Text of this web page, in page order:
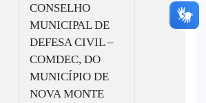
CONSELHO
MUNICIPAL DE
DEFESA CIVIL –
COMDEC, DO
MUNICÍPIO DE
NOVA MONTE